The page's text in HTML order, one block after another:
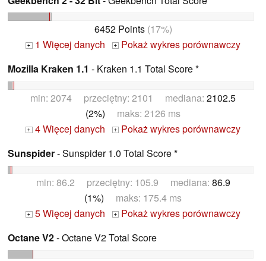
6452 Points(17%)
+ 1 Więcej danych +
Pokaż wykres porównawczy
Mozilla Kraken 1.1 - Kraken 1.1 Total Score *
min: 2074 przeciętny: 2101 mediana: 2102.5
(2%) maks: 2126 ms
+ 4 Więcej danych +
Pokaż wykres porównawczy
Sunspider- Sunspider 1.0 Total Score *
min: 86.2 przeciętny: 105.9 mediana: 86.9
(1%) maks: 175.4 ms
+ 5 Więcej danych +
Pokaż wykres porównawczy
Octane V2- Octane V2 Total Score